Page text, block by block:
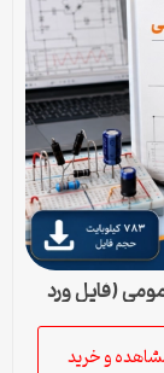
(فایل ورد
و خرید